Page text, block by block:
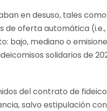
en desuso, tales
de oferta automática
bajo, mediano o
solidarios de
del contrato de
salvo estipulación